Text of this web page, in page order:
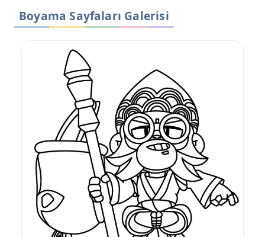
Boyama Sayfaları Galerisi